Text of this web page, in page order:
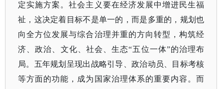
定实施方案。社会主义要在经济发展中增进民生福
祉，这决定着目标不是单一的，而是多重的，规划也
向全方位发展与综合治理并重的方向转型，构筑经
济、政治、文化、社会、生态“五位一体”的治理布
局。五年规划呈现出战略引导、政治动员、目标考核
等方面的功能，成为国家治理体系的重要内容。而